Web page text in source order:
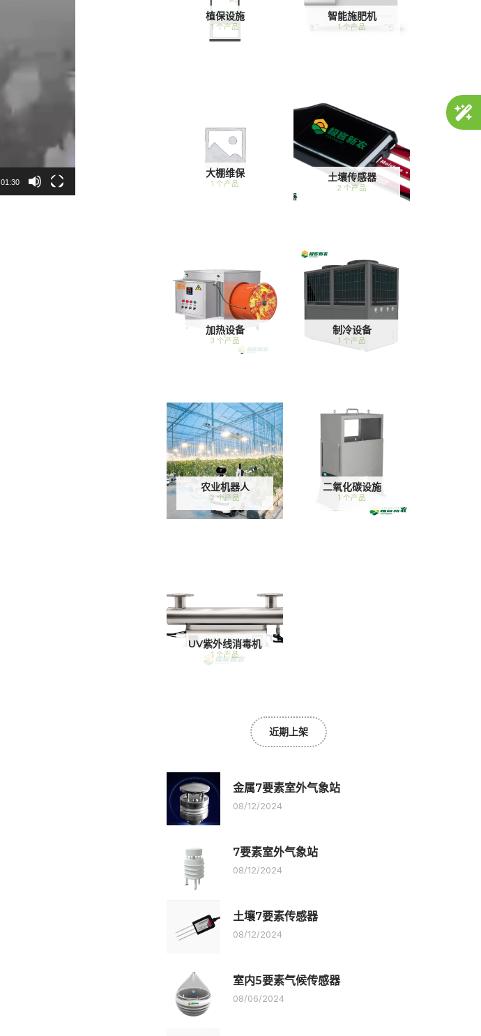
01:30
植保设施
1 个产品
智能施肥机
1 个产品
大棚维保
1 个产品
土壤传感器
2 个产品
加热设备
3 个产品
制冷设备
1 个产品
农业机器人
2 个产品
二氧化碳设施
1 个产品
UV紫外线消毒机
1 个产品
近期上架
金属7要素室外气象站
08/12/2024
7要素室外气象站
08/12/2024
土壤7要素传感器
08/12/2024
室内5要素气候传感器
08/06/2024